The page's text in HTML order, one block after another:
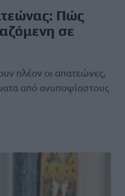
Πώς
σε
πλέον οι απατεώνες,
από ανυποψίαστους